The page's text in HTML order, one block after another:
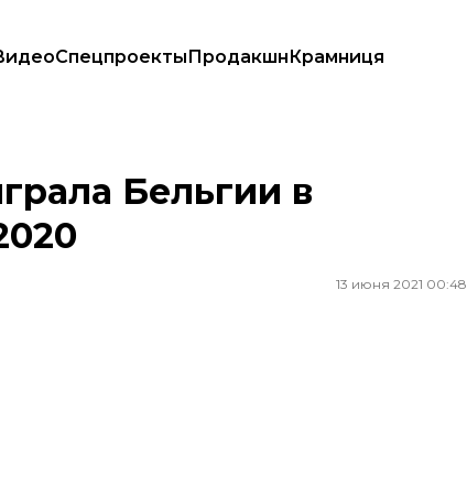
СпецпроектыПродакшнКрамниця
Бельгии в
13 июня 2021 00:48